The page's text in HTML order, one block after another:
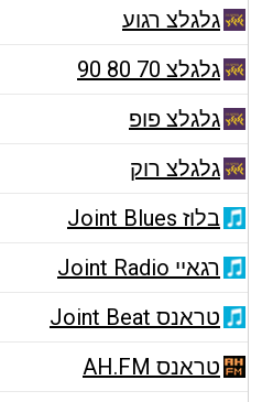
גלגלצ רגוע
גלגלצ 70 80 90
גלגלצ פופ
גלגלצ רוק
בלוז Joint Blues
רגאיי Joint Radio
טראנס Joint Beat
טראנס AH.FM